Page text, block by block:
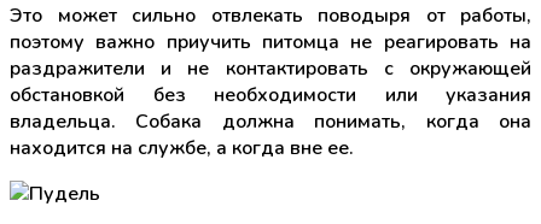
Это может сильно отвлекать поводыря от работы,
поэтому важно приучить питомца не реагировать на
раздражители и не контактировать с окружающей
обстановкой без необходимости или указания
владельца. Собака должна понимать, когда она
находится на службе, а когда вне ее.